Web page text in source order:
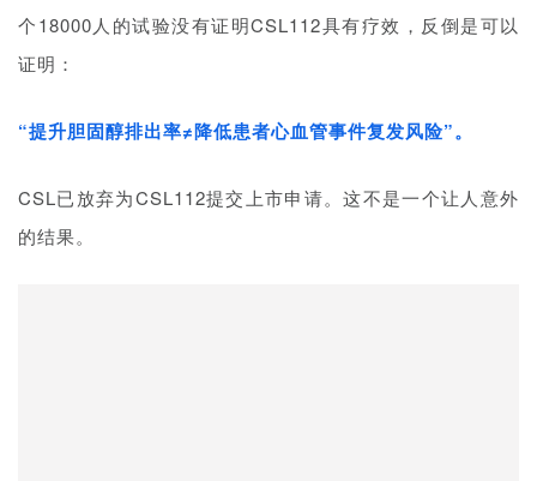
B
D
融
台
登录 注册
个18000人的试验没有证明CSL112具有疗效，反倒是可以
证明：
“提升胆固醇排出率≠降低患者心血管事件复发风险”。
CSL已放弃为CSL112提交上市申请。这不是一个让人意外
的结果。